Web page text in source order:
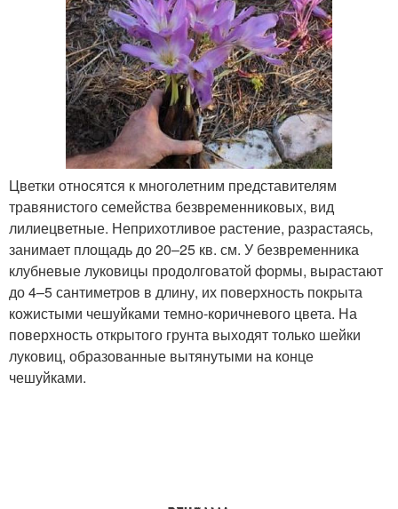
Цветки относятся к многолетним представителям
травянистого семейства безвременниковых, вид
лилиецветные. Неприхотливое растение, разрастаясь,
занимает площадь до 20–25 кв. см. У безвременника
клубневые луковицы продолговатой формы, вырастают
до 4–5 сантиметров в длину, их поверхность покрыта
кожистыми чешуйками темно-коричневого цвета. На
поверхность открытого грунта выходят только шейки
луковиц, образованные вытянутыми на конце
чешуйками.